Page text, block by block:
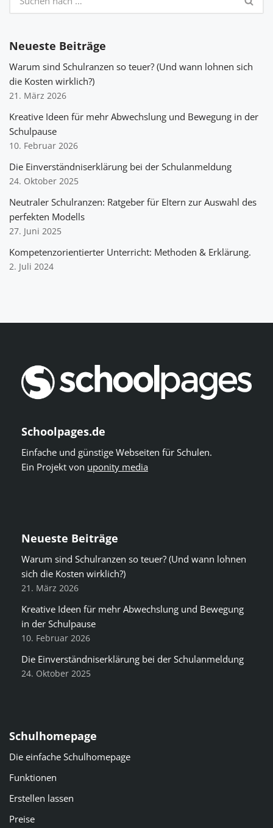
Neueste Beiträge
Warum sind Schulranzen so teuer? (Und wann lohnen sich
die Kosten wirklich?)
21. März 2026
Kreative Ideen für mehr Abwechslung und Bewegung in der
Schulpause
10. Februar 2026
Die Einverständniserklärung bei der Schulanmeldung
24. Oktober 2025
Neutraler Schulranzen: Ratgeber für Eltern zur Auswahl des
perfekten Modells
27. Juni 2025
Kompetenzorientierter Unterricht: Methoden & Erklärung.
2. Juli 2024
Schoolpages.de
Einfache und günstige Webseiten für Schulen.
Ein Projekt von uponity media
Neueste Beiträge
Warum sind Schulranzen so teuer? (Und wann lohnen
sich die Kosten wirklich?)
21. März 2026
Kreative Ideen für mehr Abwechslung und Bewegung
in der Schulpause
10. Februar 2026
Die Einverständniserklärung bei der Schulanmeldung
24. Oktober 2025
Schulhomepage
Die einfache Schulhomepage
Funktionen
Erstellen lassen
Preise